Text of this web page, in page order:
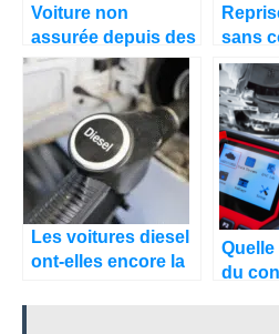
Voiture non
assurée depuis des
années : comment
régler le problème
?
sans
Les voitures diesel
ont-elles encore la
du